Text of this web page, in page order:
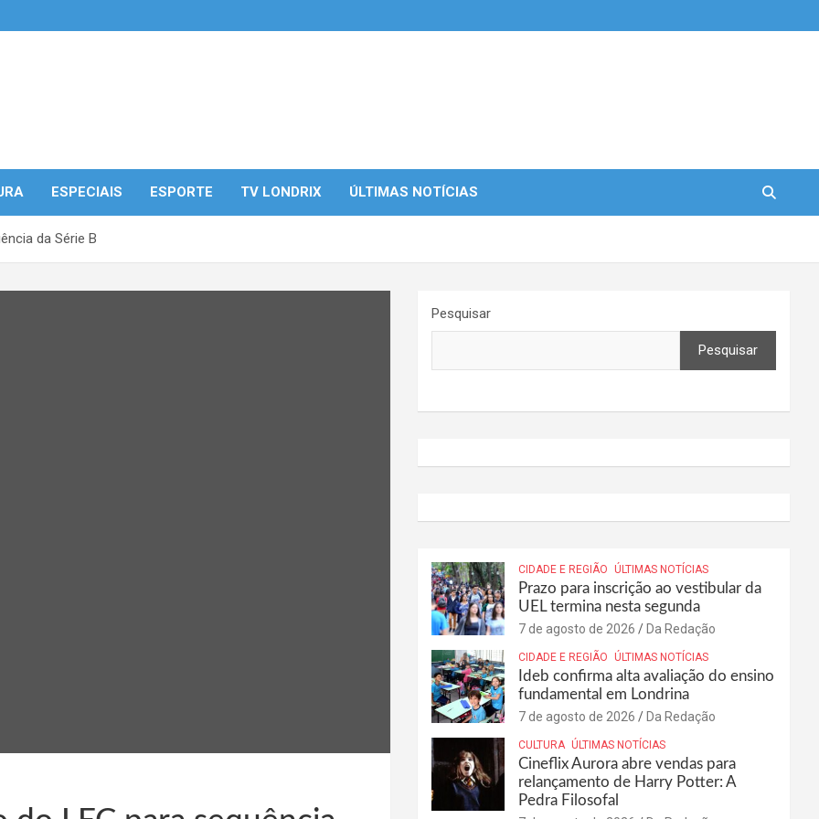
ESPECIAIS ESPORTE TV LONDRIX ÚLTIMAS NOTÍCIAS
da Série B
Pesquisar
Pesquisar
CIDADE E REGIÃO ÚLTIMAS NOTÍCIAS
Prazo para inscrição ao vestibular da
UEL termina nesta segunda
7 de agosto de 2026 Da Redação
CIDADE E REGIÃO ÚLTIMAS NOTÍCIAS
Ideb confirma alta avaliação do ensino
fundamental em Londrina
7 de agosto de 2026 Da Redação
CULTURA ÚLTIMAS NOTÍCIAS
Cineflix Aurora abre vendas para
relançamento de Harry Potter: A
Pedra Filosofal